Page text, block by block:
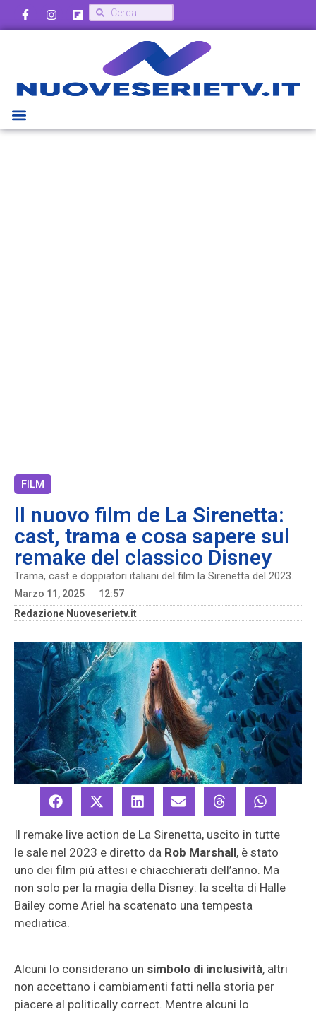
FILM
Il nuovo film de La Sirenetta:
cast, trama e cosa sapere sul
remake del classico Disney
Trama, cast e doppiatori italiani del film la Sirenetta del 2023.
Marzo 11, 2025
12:57
Redazione Nuoveserietv.it
Il remake live action de La Sirenetta, uscito in tutte
le sale nel 2023 e diretto da Rob Marshall, è stato
uno dei film più attesi e chiacchierati dell’anno. Ma
non solo per la magia della Disney: la scelta di Halle
Bailey come Ariel ha scatenato una tempesta
mediatica.
Alcuni lo considerano un simbolo di inclusività, altri
non accettano i cambiamenti fatti nella storia per
piacere al politically correct. Mentre alcuni lo